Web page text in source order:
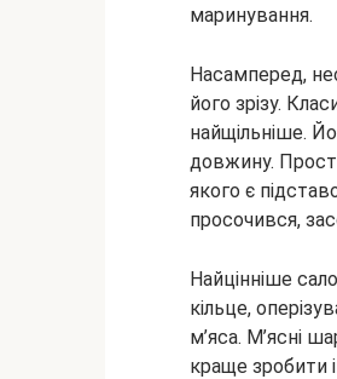
маринування.
Насамперед,
його зрізу.
найщільніше.
довжину.
якого є
просочився,
Найцінніше
кільце,
м’яса. М’ясні
краще зробити